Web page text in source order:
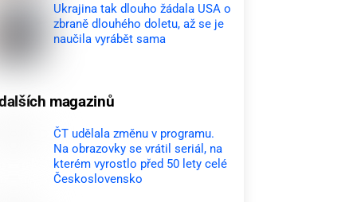
Ukrajina tak dlouho žádala USA o
zbraně dlouhého doletu, až se je
naučila vyrábět sama
magazinů
ČT udělala změnu v programu.
Na obrazovky se vrátil seriál, na
kterém vyrostlo před 50 lety celé
Československo